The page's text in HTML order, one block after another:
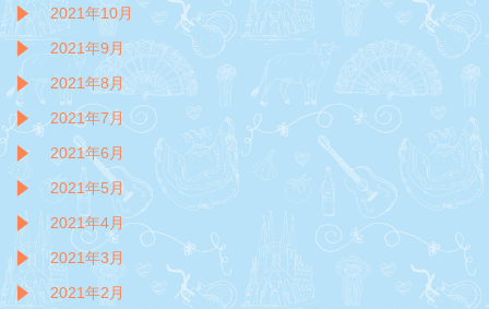
2021年10月
2021年9月
2021年8月
2021年7月
2021年6月
2021年5月
2021年4月
2021年3月
2021年2月